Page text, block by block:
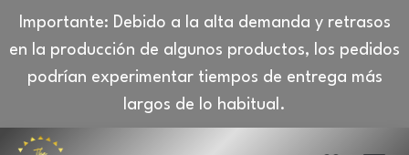
Importante: Debido a la alta demanda y retrasos
en la producción de algunos productos, los pedidos
podrían experimentar tiempos de entrega más
largos de lo habitual.
Ir al contenido